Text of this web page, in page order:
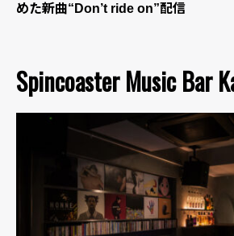
めた新曲“Don’t ride on”配信
Spincoaster Music Bar